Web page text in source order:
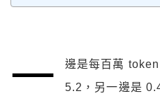
一
邊是每百萬
5.2，另一邊是